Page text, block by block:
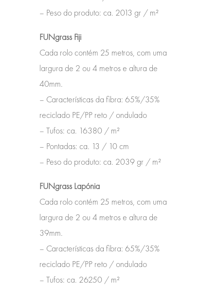
– Peso do produto: ca. 2013 gr / m²
FUNgrass Fiji
Cada rolo contém 25 metros, com uma
largura de 2 ou 4 metros e altura de
40mm.
– Características da fibra: 65%/35%
reciclado PE/PP reto / ondulado
– Tufos: ca. 16380 / m²
– Pontadas: ca. 13 / 10 cm
– Peso do produto: ca. 2039 gr / m²
FUNgrass Lapónia
Cada rolo contém 25 metros, com uma
largura de 2 ou 4 metros e altura de
39mm.
– Características da fibra: 65%/35%
reciclado PE/PP reto / ondulado
– Tufos: ca. 26250 / m²